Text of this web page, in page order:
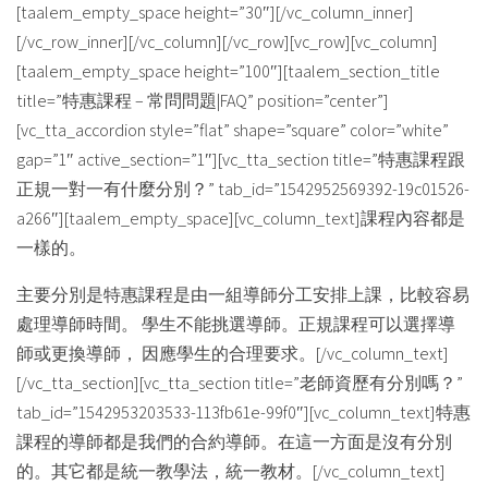
[taalem_empty_space height=”30″][/vc_column_inner]
[/vc_row_inner][/vc_column][/vc_row][vc_row][vc_column]
[taalem_empty_space height=”100″][taalem_section_title
title=”特惠課程 – 常問問題|FAQ” position=”center”]
[vc_tta_accordion style=”flat” shape=”square” color=”white”
gap=”1″ active_section=”1″][vc_tta_section title=”特惠課程跟
正規一對一有什麼分別？” tab_id=”1542952569392-19c01526-
a266″][taalem_empty_space][vc_column_text]課程內容都是
一樣的。
主要分別是特惠課程是由一組導師分工安排上課，比較容易
處理導師時間。 學生不能挑選導師。正規課程可以選擇導
師或更換導師， 因應學生的合理要求。[/vc_column_text]
[/vc_tta_section][vc_tta_section title=”老師資歷有分別嗎？”
tab_id=”1542953203533-113fb61e-99f0″][vc_column_text]特惠
課程的導師都是我們的合約導師。在這一方面是沒有分別
的。其它都是統一教學法，統一教材。[/vc_column_text]